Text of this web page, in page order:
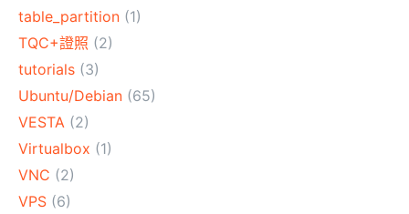
table_partition (1)
TQC+證照 (2)
tutorials (3)
Ubuntu/Debian (65)
VESTA (2)
Virtualbox (1)
VNC (2)
VPS (6)